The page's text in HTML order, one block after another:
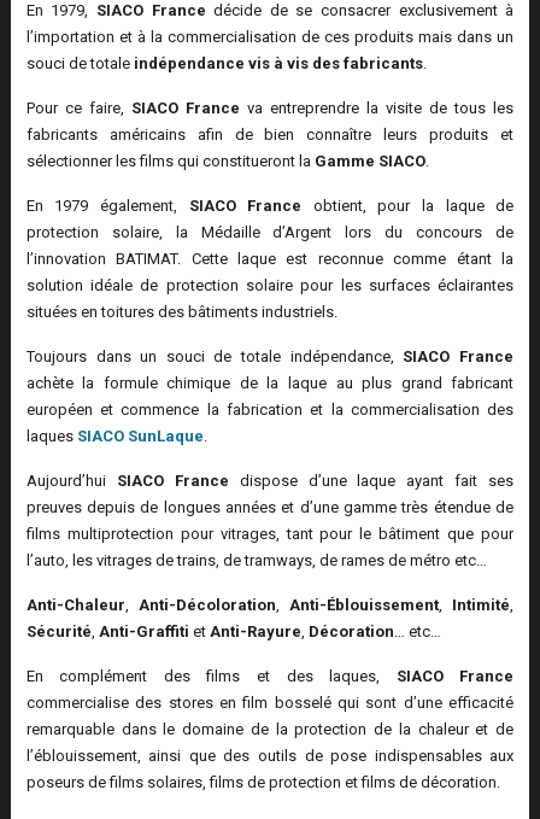
En 1979, SIACO France décide de se consacrer exclusivement à
l’importation et à la commercialisation de ces produits mais dans un
souci de totale indépendance vis à vis des fabricants.
Pour ce faire, SIACO France va entreprendre la visite de tous les
fabricants américains afin de bien connaître leurs produits et
sélectionner les films qui constitueront la Gamme SIACO.
En 1979 également, SIACO France obtient, pour la laque de
protection solaire, la Médaille d’Argent lors du concours de
l’innovation BATIMAT. Cette laque est reconnue comme étant la
solution idéale de protection solaire pour les surfaces éclairantes
situées en toitures des bâtiments industriels.
Toujours dans un souci de totale indépendance, SIACO France
achète la formule chimique de la laque au plus grand fabricant
européen et commence la fabrication et la commercialisation des
laques SIACO SunLaque.
Aujourd’hui SIACO France dispose d’une laque ayant fait ses
preuves depuis de longues années et d’une gamme très étendue de
films multiprotection pour vitrages, tant pour le bâtiment que pour
l’auto, les vitrages de trains, de tramways, de rames de métro etc…
Anti-Chaleur, Anti-Décoloration,Anti-Éblouissement, Intimité,
Sécurité, Anti-Graffiti et Anti-Rayure, Décoration… etc…
En complément des films et des laques, SIACO France
commercialise des stores en film bosselé qui sont d’une efficacité
remarquable dans le domaine de la protection de la chaleur et de
l’éblouissement, ainsi que des outils de pose indispensables aux
poseurs de films solaires, films de protection et films de décoration.